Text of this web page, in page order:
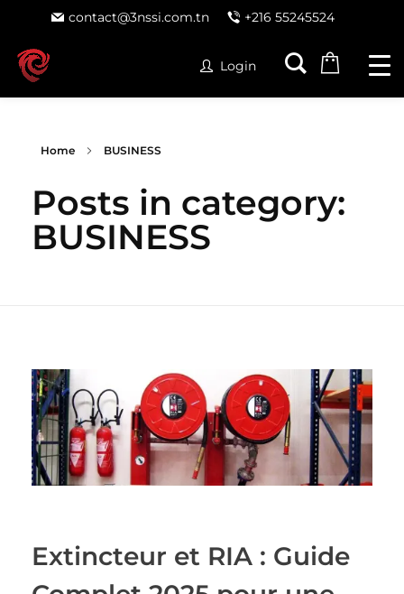
contact@3nssi.com.tn +216 55245524
Login
Home BUSINESS
Posts in category:
BUSINESS
Extincteur et RIA : Guide